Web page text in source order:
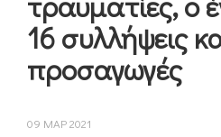
16 συλλήψεις
προσαγωγές
09 ΜΑΡ 2021